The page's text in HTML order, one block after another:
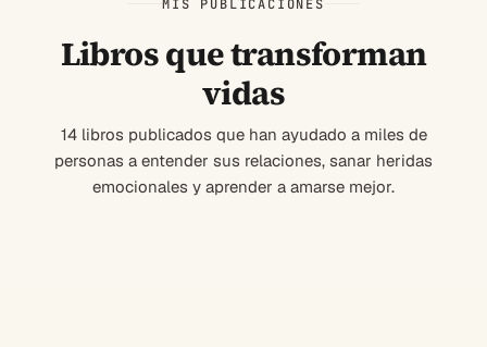
MIS PUBLICACIONES
Libros que transforman
vidas
14 libros publicados que han ayudado a miles de
personas a entender sus relaciones, sanar heridas
emocionales y aprender a amarse mejor.